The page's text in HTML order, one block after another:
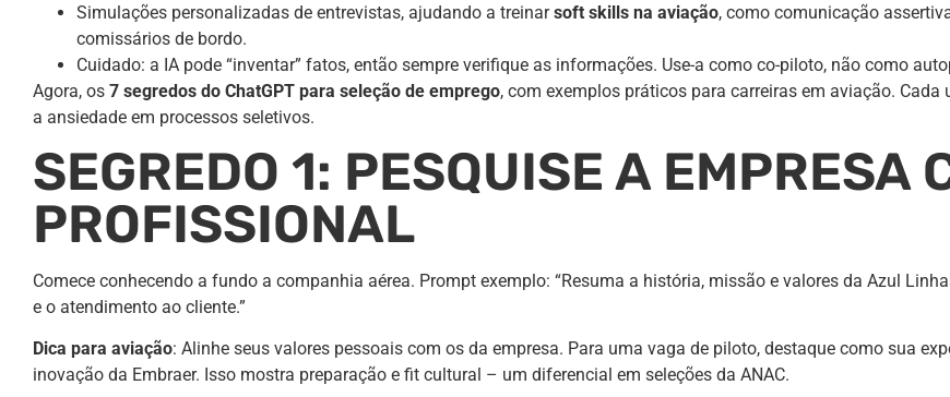
Simulações personalizadas de entrevistas, ajudando a treinarsoft skills na aviação, como comunicação
comissários de bordo.
Cuidado: a IA pode “inventar” fatos, então sempre verifique as informações. Use-a como co-piloto, não como
Agora, os 7 segredos do ChatGPT para seleção de emprego, com exemplos práticos para carreiras em aviação.
a ansiedade em processos seletivos.
SEGREDO 1: PESQUISE A EMPRESA
PROFISSIONAL
Comece conhecendo a fundo a companhia aérea. Prompt exemplo: “Resuma a história, missão e valores da Azul
e o atendimento ao cliente.”
Dica para aviação: Alinhe seus valores pessoais com os da empresa. Para uma vaga de piloto, destaque como sua
inovação da Embraer. Isso mostra preparação e fit cultural – um diferencial em seleções da ANAC.